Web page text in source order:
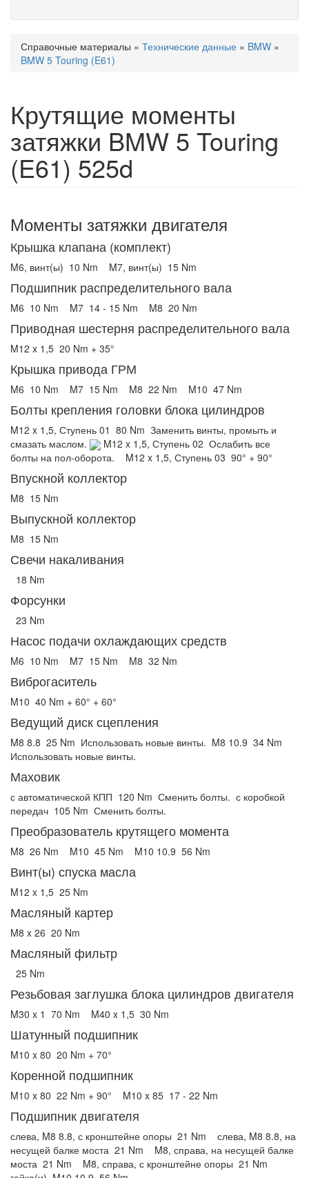
Вы здесь
Справочные материалы » Технические данные » BMW »
BMW 5 Touring (E61)
Крутящие моменты
затяжки BMW 5 Touring
(E61) 525d
Моменты затяжки двигателя
Крышка клапана (комплект)
M6, винт(ы) 10 Nm M7, винт(ы) 15 Nm
Подшипник распределительного вала
M6 10 Nm M7 14 - 15 Nm M8 20 Nm
Приводная шестерня распределительного вала
M12 x 1,5 20 Nm + 35°
Крышка привода ГРМ
M6 10 Nm M7 15 Nm M8 22 Nm M10 47 Nm
Болты крепления головки блока цилиндров
M12 x 1,5, Ступень 01 80 Nm Заменить винты, промыть и
смазать маслом.
M12 x 1,5, Ступень 02 Ослабить все
болты на пол-оборота.
M12 x 1,5, Ступень 03 90° + 90°
Впускной коллектор
M8 15 Nm
Выпускной коллектор
M8 15 Nm
Свечи накаливания
18 Nm
Форсунки
23 Nm
Насос подачи охлаждающих средств
M6 10 Nm M7 15 Nm M8 32 Nm
Виброгаситель
M10 40 Nm + 60° + 60°
Ведущий диск сцепления
M8 8.8 25 Nm Использовать новые винты. M8 10.9 34 Nm
Использовать новые винты.
Маховик
с автоматической КПП 120 Nm Сменить болты. с коробкой
передач 105 Nm Сменить болты.
Преобразователь крутящего момента
M8 26 Nm M10 45 Nm M10 10.9 56 Nm
Винт(ы) спуска масла
M12 x 1,5 25 Nm
Масляный картер
M8 x 26 20 Nm
Масляный фильтр
25 Nm
Резьбовая заглушка блока цилиндров двигателя
M30 x 1 70 Nm M40 x 1,5 30 Nm
Шатунный подшипник
M10 x 80 20 Nm + 70°
Коренной подшипник
M10 x 80 22 Nm + 90° M10 x 85 17 - 22 Nm
Подшипник двигателя
слева, M8 8.8, с кронштейне опоры 21 Nm
слева, M8 8.8, на
несущей балке моста 21 Nm
M8, справа, на несущей балке
моста 21 Nm M8, справа, с кронштейне опоры 21 Nm